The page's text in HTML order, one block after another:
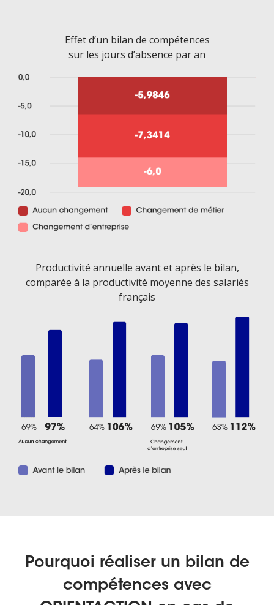
Effet d’un bilan de compétences
sur les jours d’absence par an
Productivité annuelle avant et après le bilan,
comparée à la productivité moyenne des salariés
français
Pourquoi réaliser un bilan de
compétences avec